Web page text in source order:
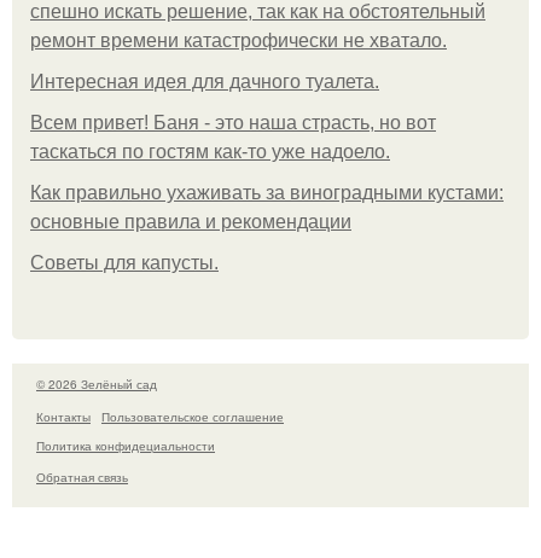
спешно искать решение, так как на обстоятельный
ремонт времени катастрофически не хватало.
Интересная идея для дачного туалета.
Всем привет! Баня - это наша страсть, но вот
таскаться по гостям как-то уже надоело.
Как правильно ухаживать за виноградными кустами:
основные правила и рекомендации
Советы для капусты.
© 2026 Зелёный сад
Контакты
Пользовательское соглашение
Политика конфидециальности
Обратная связь